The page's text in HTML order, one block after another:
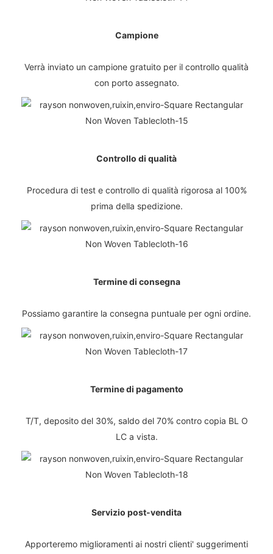
Campione
Verrà inviato un campione gratuito per il controllo qualità
con porto assegnato.
Controllo di qualità
Procedura di test e controllo di qualità rigorosa al 100%
prima della spedizione.
Termine di consegna
Possiamo garantire la consegna puntuale per ogni ordine.
Termine di pagamento
T/T, deposito del 30%, saldo del 70% contro copia BL O
LC a vista.
Servizio post-vendita
Apporteremo miglioramenti ai nostri clienti' suggerimenti